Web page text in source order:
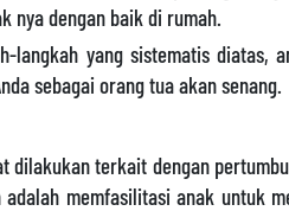
nya dengan baik di rumah.
langkah yang sistematis diatas,
sebagai orang tua akan senang.
dilakukan terkait dengan
memfasilitasi anak untuk